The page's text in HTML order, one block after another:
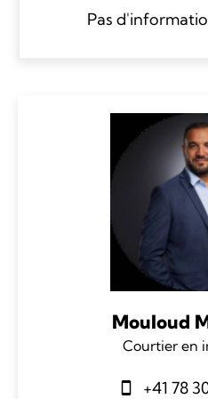
Pas
Mouloud
Courtier en
+41 78